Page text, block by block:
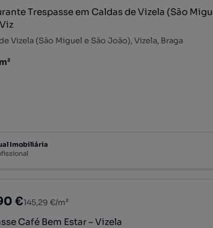
de Vizela (São Miguel e São
Vizela (São Miguel e São João), Vizela, Braga
metro quadrado
Imobiliária
€145,29 €/m²
Café Bem Estar – Vizela